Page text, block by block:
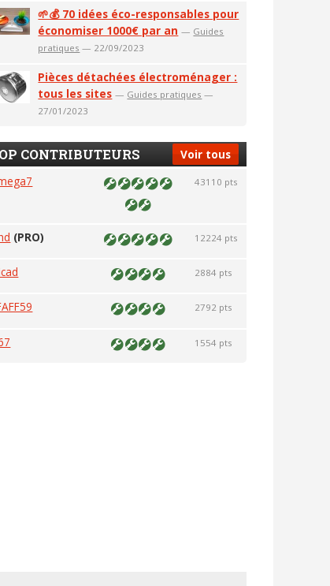
🌱💰 70 idées éco-responsables pour
économiser 1000€ par an — Guides
pratiques — 22/09/2023
Pièces détachées électroménager :
tous les sites — Guides pratiques —
27/01/2023
Voir tous
CONTRIBUTEURS
43110 pts
(PRO) 12224 pts
2884 pts
2792 pts
1554 pts